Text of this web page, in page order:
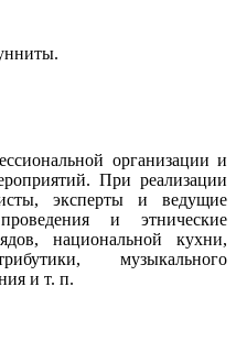
организации и
При реализации
эксперты и ведущие
и этнические
национальной кухни,
музыкального
и т. п.